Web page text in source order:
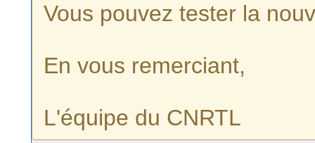
Vous pouvez tester la
En vous remerciant,
L'équipe du CNRTL